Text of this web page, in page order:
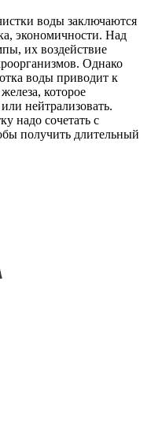
воды заключаются
экономичности. Над
их воздействие
Однако
воды приводит к
которое
нейтрализовать.
надо сочетать с
получить длительный